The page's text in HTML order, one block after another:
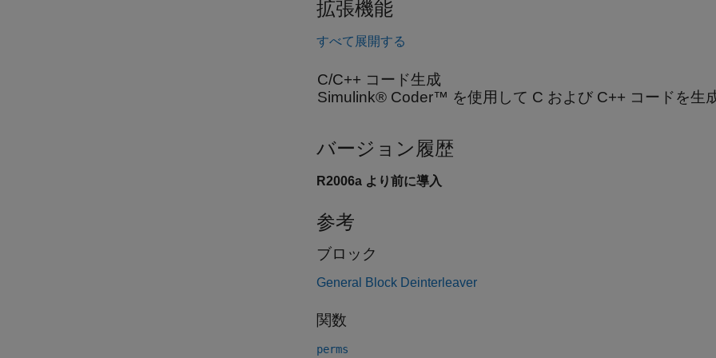
拡張機能
すべて展開する
C/C++ コード生成
Simulink® Coder™ を使用して C および C++ コードを生
バージョン履歴
R2006a より前に導入
参考
ブロック
General Block Deinterleaver
関数
perms